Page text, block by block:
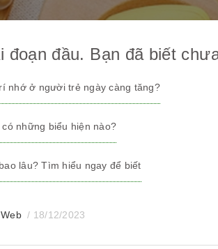
đoạn đầu. Bạn đã biết
nhớ ở người trẻ ngày càng tăng?
những biểu hiện nào?
lâu? Tìm hiểu ngay để biết
/ 18/12/2023